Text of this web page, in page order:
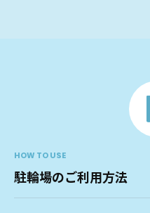
HOW TO USE
駐輪場のご利用方法